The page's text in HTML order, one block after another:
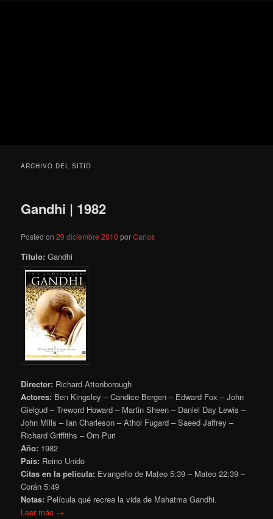
ARCHIVO DEL SITIO
Gandhi | 1982
Posted on20 diciembre 2010 porCarlos
Título: Gandhi
Director: Richard Attenborough
Actores: Ben Kingsley – Candice Bergen – Edward Fox – John
Gielgud – Treword Howard – Martin Sheen – Daniel Day Lewis –
John Mills – Ian Charleson – Athol Fugard – Saeed Jaffrey –
Richard Griffiths – Om Puri
Año: 1982
Pais: Reino Unido
Citas en la película: Evangelio de Mateo 5:39 – Mateo 22:39 –
Corán 5:49
Notas: Película qué recrea la vida de Mahatma Gandhi.
Leer más →